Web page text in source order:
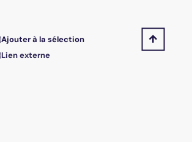
Ajouter à la sélection
Lien externe